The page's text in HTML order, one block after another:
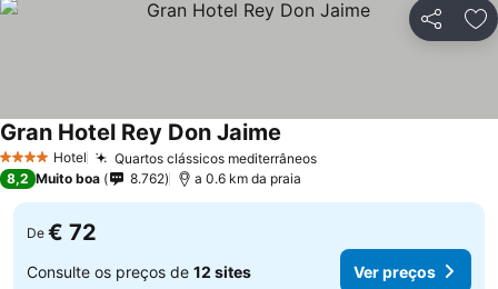
Partilhar
4 EstrelasHotel Quartos clássicos mediterrâneosVer preços
Gran Hotel Rey Don Jaime
8,2 Muito boa 8.762 a 0.6 km da praia
De € 72
Consulte os preços de 12 sites Ver preços